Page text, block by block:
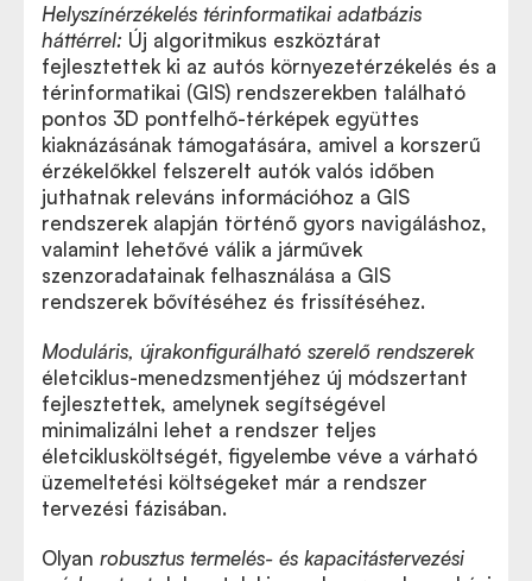
Helyszínérzékelés térinformatikai adatbázis
háttérrel: Új algoritmikus eszköztárat
fejlesztettek ki az autós környezetérzékelés és a
térinformatikai (GIS) rendszerekben található
pontos 3D pontfelhő-térképek együttes
kiaknázásának támogatására, amivel a korszerű
érzékelőkkel felszerelt autók valós időben
juthatnak releváns információhoz a GIS
rendszerek alapján történő gyors navigáláshoz,
valamint lehetővé válik a járművek
szenzoradatainak felhasználása a GIS
rendszerek bővítéséhez és frissítéséhez.
Moduláris, újrakonfigurálható szerelő rendszerek
életciklus-menedzsmentjéhez új módszertant
fejlesztettek, amelynek segítségével
minimalizálni lehet a rendszer teljes
életciklusköltségét, figyelembe véve a várható
üzemeltetési költségeket már a rendszer
tervezési fázisában.
Olyan robusztus termelés- és kapacitástervezési